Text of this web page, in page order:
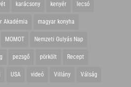
karácsony kenyér lecsó
Akadémia magyar konyha
MOMOT Nemzeti Gulyás Nap
pezsgő pörkölt Recept
USA videó Villány Válság